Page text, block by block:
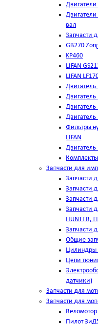
Двигатели
Двигатели
вал
Запчасти
GB270
KP460
LIFAN
LIFAN
Двигатель
Двигатель
Двигатель
Двигатель
Фильтры
LIFAN
Двигатель
Запчасти для
Запчасти
Запчасти
Запчасти
Запчасти
HUNTER,
Запчасти
Общие
Цилиндры
Цепи
датчики)
Запчасти для
Запчасти для
Веломотор
Пилот